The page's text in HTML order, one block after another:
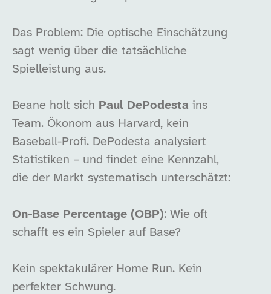
Das Problem: Die optische Einschätzung
sagt wenig über die tatsächliche
Spielleistung aus.
Beane holt sich Paul DePodesta ins
Team. Ökonom aus Harvard, kein
Baseball-Profi. DePodesta analysiert
Statistiken – und findet eine Kennzahl,
die der Markt systematisch unterschätzt:
On-Base Percentage (OBP): Wie oft
schafft es ein Spieler auf Base?
Kein spektakulärer Home Run. Kein
perfekter Schwung.